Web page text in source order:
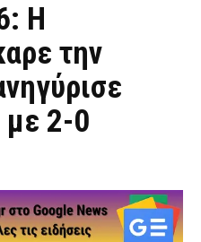
Η
την
με 2-0